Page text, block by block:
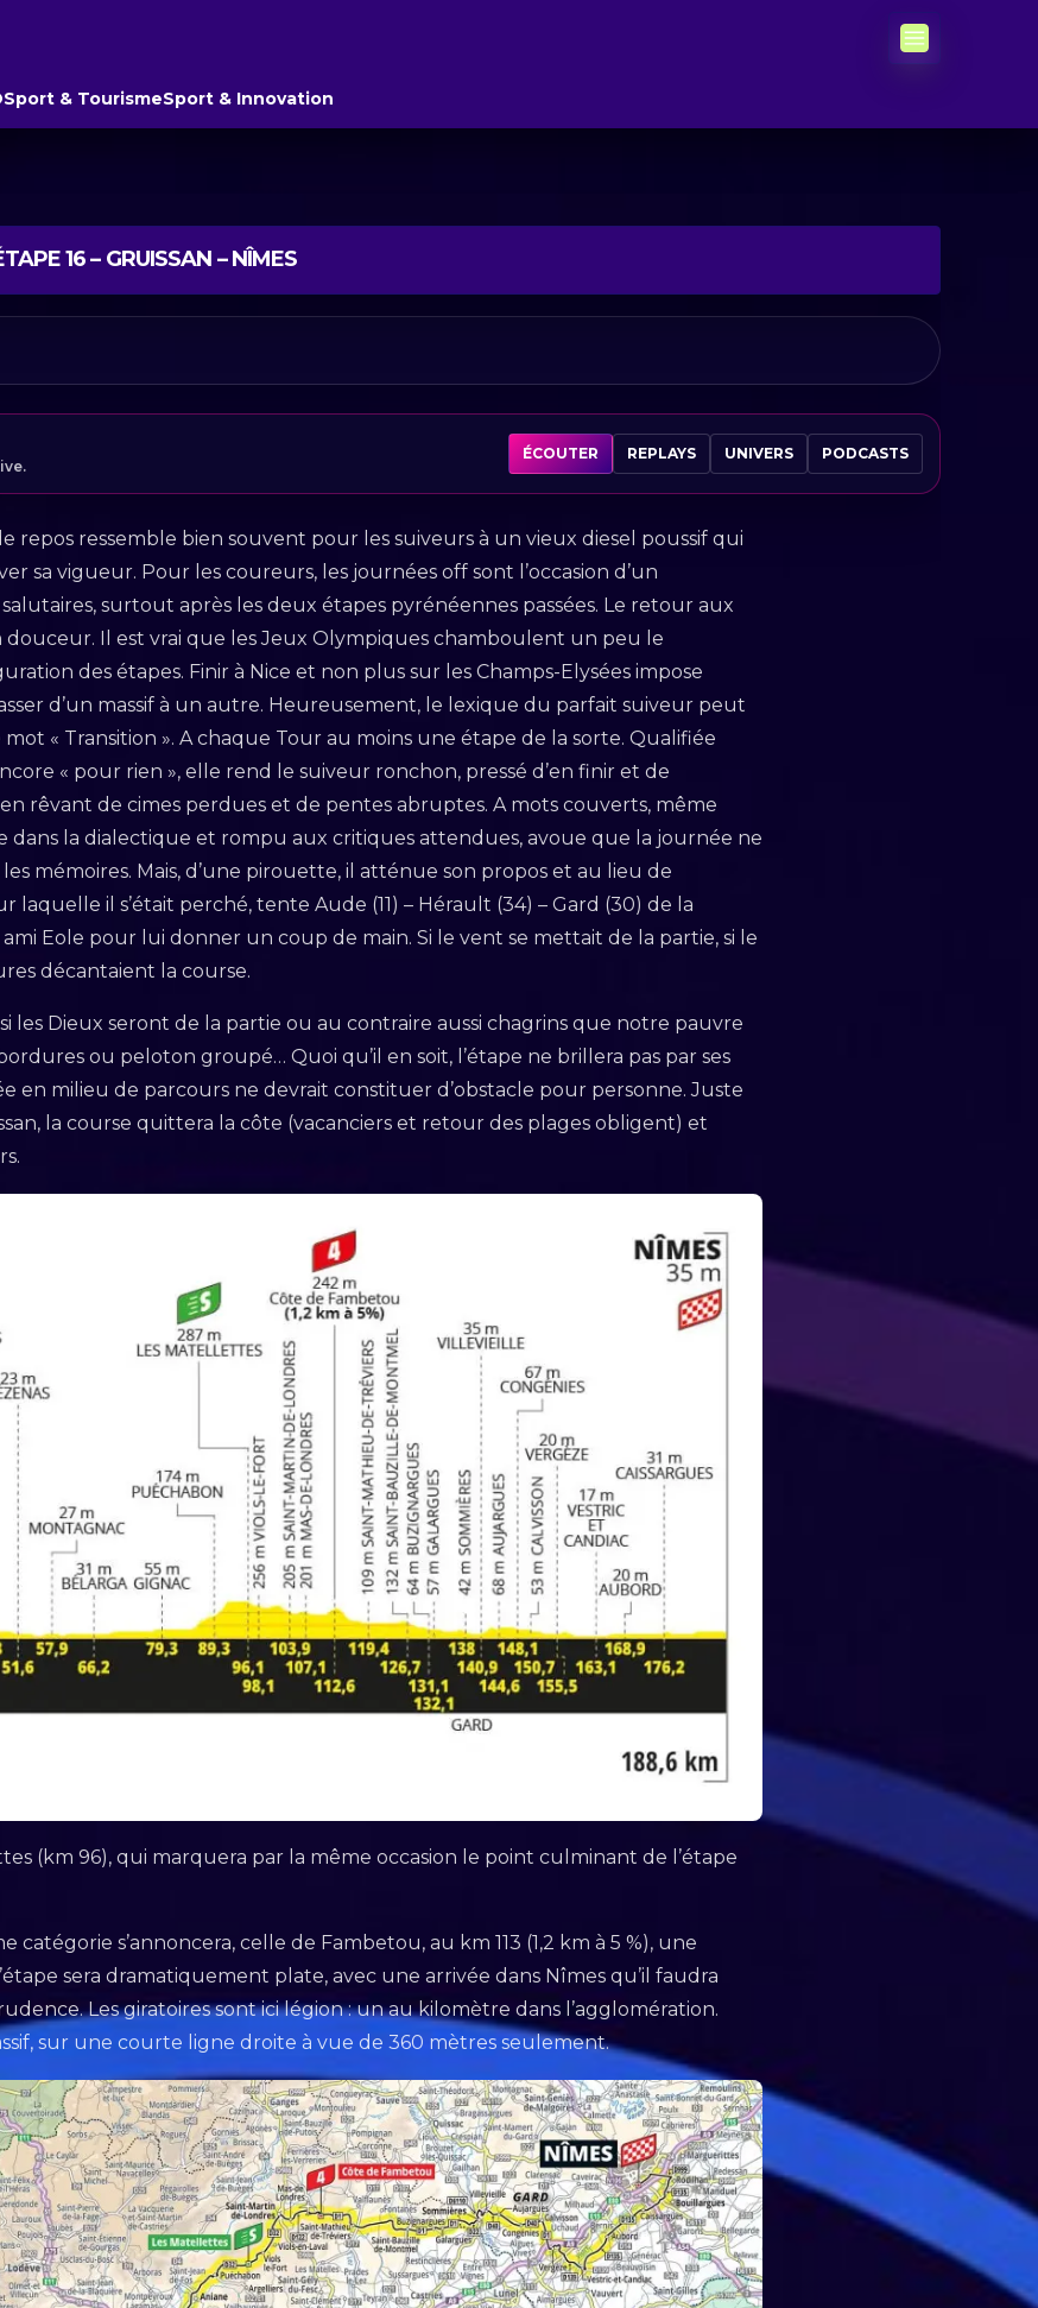
Sport & TourismeSport & Innovation
16 – GRUISSAN – NÎMES
ÉCOUTER REPLAYS UNIVERS PODCASTS
repos ressemble bien souvent pour les suiveurs à un vieux diesel poussif qui
sa vigueur. Pour les coureurs, les journées off sont l’occasion d’un
surtout après les deux étapes pyrénéennes passées. Le retour aux
douceur. Il est vrai que les Jeux Olympiques chamboulent un peu le
des étapes. Finir à Nice et non plus sur les Champs-Elysées impose
d’un massif à un autre. Heureusement, le lexique du parfait suiveur peut
« Transition ». A chaque Tour au moins une étape de la sorte. Qualifiée
« pour rien », elle rend le suiveur ronchon, pressé d’en finir et de
rêvant de cimes perdues et de pentes abruptes. A mots couverts, même
dans la dialectique et rompu aux critiques attendues, avoue que la journée ne
mémoires. Mais, d’une pirouette, il atténue son propos et au lieu de
laquelle il s’était perché, tente Aude (11) – Hérault (34) – Gard (30) de la
Eole pour lui donner un coup de main. Si le vent se mettait de la partie, si le
décantaient la course.
les Dieux seront de la partie ou au contraire aussi chagrins que notre pauvre
ou peloton groupé… Quoi qu’il en soit, l’étape ne brillera pas par ses
en milieu de parcours ne devrait constituer d’obstacle pour personne. Juste
la course quittera la côte (vacanciers et retour des plages obligent) et
(km 96), qui marquera par la même occasion le point culminant de l’étape
catégorie s’annoncera, celle de Fambetou, au km 113 (1,2 km à 5 %), une
sera dramatiquement plate, avec une arrivée dans Nîmes qu’il faudra
Les giratoires sont ici légion : un au kilomètre dans l’agglomération.
sur une courte ligne droite à vue de 360 mètres seulement.